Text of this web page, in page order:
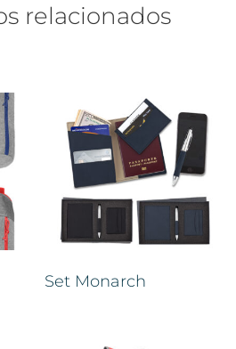
relacionados
Set Monarch